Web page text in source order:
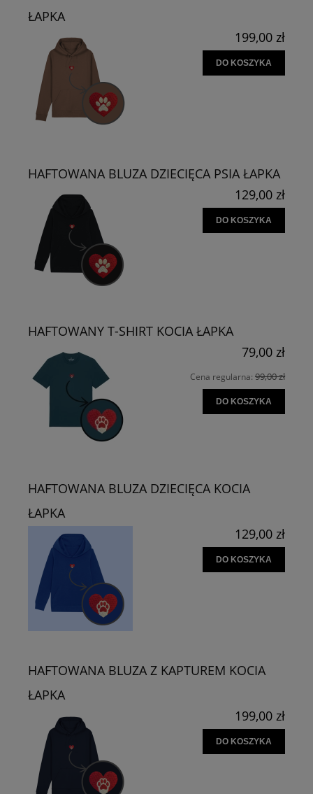
ŁAPKA
199,00 zł
DO KOSZYKA
HAFTOWANA BLUZA DZIECIĘCA PSIA ŁAPKA
129,00 zł
DO KOSZYKA
HAFTOWANY T-SHIRT KOCIA ŁAPKA
79,00 zł
Cena regularna: 99,00 zł
DO KOSZYKA
HAFTOWANA BLUZA DZIECIĘCA KOCIA
ŁAPKA
129,00 zł
DO KOSZYKA
HAFTOWANA BLUZA Z KAPTUREM KOCIA
ŁAPKA
199,00 zł
DO KOSZYKA